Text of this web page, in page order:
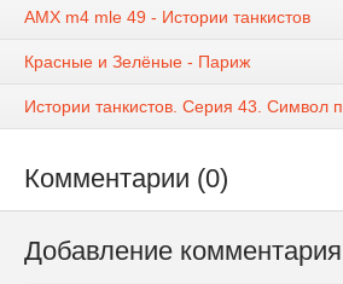
AMX m4 mle 49 - Истории танкистов
Красные и Зелёные - Париж
Истории танкистов. Серия 43. Символ
Комментарии (0)
Добавление комментария